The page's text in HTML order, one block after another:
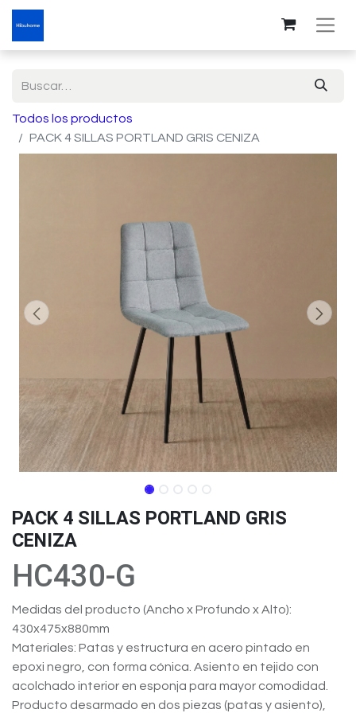
Todos los productos
PACK 4 SILLAS PORTLAND GRIS CENIZA
PACK 4 SILLAS PORTLAND GRIS
CENIZA
HC430-G
Medidas del producto (Ancho x Profundo x Alto):
430x475x880mm
Materiales: Patas y estructura en acero pintado en
epoxi negro, con forma cónica. Asiento en tejido con
acolchado interior en esponja para mayor comodidad.
Producto desarmado en dos piezas (patas y asiento),